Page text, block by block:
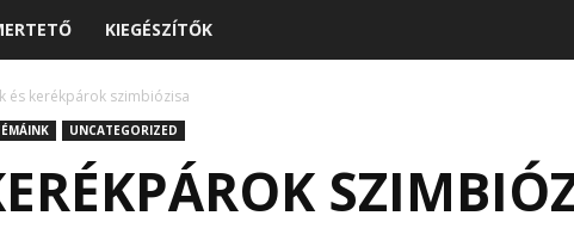
KIEGÉSZÍTŐK
és kerékpárok szimbiózisa
UNCATEGORIZED